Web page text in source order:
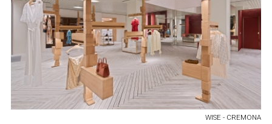
WISE - CREMONA